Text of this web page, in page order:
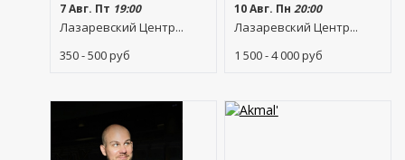
7 Авг. Пт 19:00
Лазаревский Центр...
350 - 500руб
10 Авг. Пн 20:00
Лазаревский Центр...
1 500 - 4 000руб